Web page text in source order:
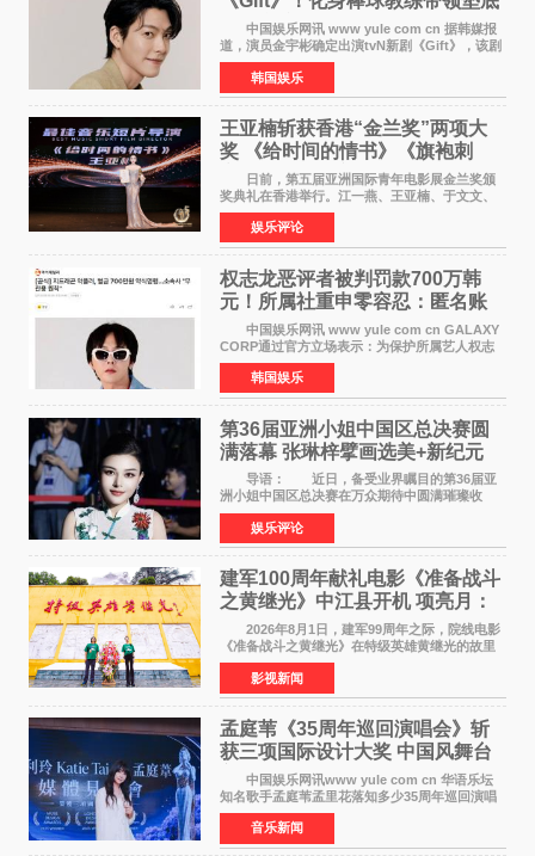
球队逆袭
中国娱乐网讯 www yule com cn 据韩媒报
道，演员金宇彬确定出演tvN新剧《Gift》，该剧
预计将于下半年播出，引发观众高度期待。
本剧改编自同名网络漫画，讲述一位经历意外事
故后获得特殊
韩国娱乐
王亚楠斩获香港“金兰奖”两项大
奖 《给时间的情书》《旗袍刺
客》双双获肯定
日前，第五届亚洲国际青年电影展金兰奖颁
奖典礼在香港举行。江一燕、王亚楠、于文文、
李东学等知名演员出席活动。著名演员、导演王
亚楠凭借音乐故事片《给时间的情书》和院线电
影《旗袍刺客》
娱乐评论
权志龙恶评者被判罚款700万韩
元！所属社重申零容忍：匿名账
号也难逃刑责
中国娱乐网讯 www yule com cn GALAXY
CORP通过官方立场表示：为保护所属艺人权志
龙的名誉和权益，将持续对网络上发生的名誉损
害、散布虚假事实、侮辱、恶意诽谤等行为采取
法律应对措施。
韩国娱乐
第36届亚洲小姐中国区总决赛圆
满落幕 张琳梓擘画选美+新纪元
导语： 近日，备受业界瞩目的第36届亚
洲小姐中国区总决赛在万众期待中圆满璀璨收
官。整场盛典汇聚万千芳华，不仅完成了新一届
美丽代言人的加冕选拔，更在行业发展层面带来
颠覆性突破。活动
娱乐评论
建军100周年献礼电影《准备战斗
之黄继光》中江县开机 项亮月：
以光影为笔，书写英雄赞歌
2026年8月1日，建军99周年之际，院线电影
《准备战斗之黄继光》在特级英雄黄继光的故里
——四川省德阳市中江县黄继光出生地正式开
机。本片出品人、总制片人项亮月主持开机仪
式，&zwnj;特级英雄
影视新闻
孟庭苇《35周年巡回演唱会》斩
获三项国际设计大奖 中国风舞台
美学获全球认可
中国娱乐网讯www yule com cn 华语乐坛
知名歌手孟庭苇孟里花落知多少35周年巡回演唱
会再传喜讯。该演唱会先后荣获美国MUSE
Creative Awards白金奖（Platinum Winner）、
英国London Design
音乐新闻